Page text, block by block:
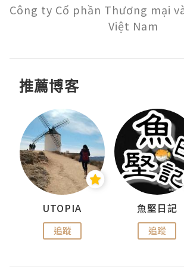
Công ty Cổ phần Thương mại
Việt Nam
推薦博客
UTOPIA
追蹤
魚堅日記
追蹤